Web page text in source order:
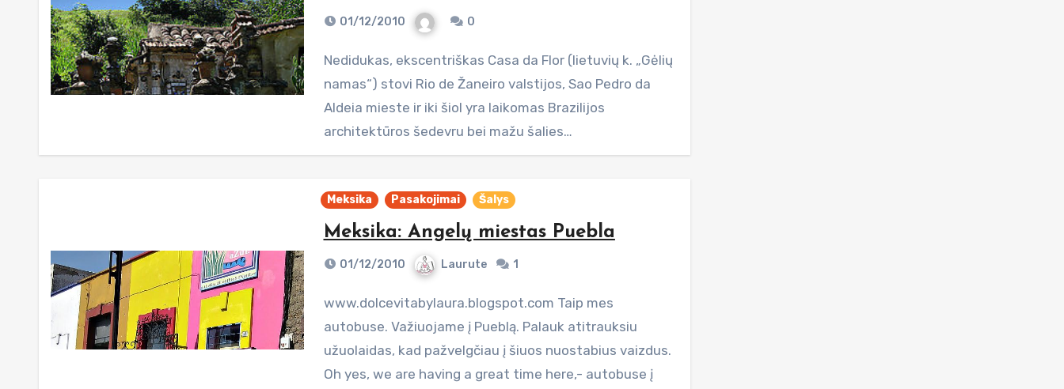
01/12/2010 0
Nedidukas, ekscentriškas Casa da Flor (lietuvių k. „Gėlių
namas“) stovi Rio de Žaneiro valstijos, Sao Pedro da
Aldeia mieste ir iki šiol yra laikomas Brazilijos
architektūros šedevru bei mažu šalies…
Meksika Pasakojimai Šalys
Meksika: Angelų miestas Puebla
01/12/2010 Laurute 1
www.dolcevitabylaura.blogspot.com Taip mes
autobuse. Važiuojame į Pueblą. Palauk atitrauksiu
užuolaidas, kad pažvelgčiau į šiuos nuostabius vaizdus.
Oh yes, we are having a great time here,- autobuse į